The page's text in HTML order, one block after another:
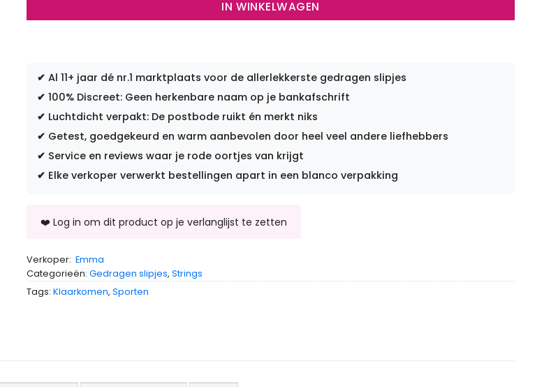
IN WINKELWAGEN
✔ Al 11+ jaar dé nr.1 marktplaats voor de allerlekkerste gedragen slipjes
✔ 100% Discreet: Geen herkenbare naam op je bankafschrift
✔ Luchtdicht verpakt: De postbode ruikt én merkt niks
✔ Getest, goedgekeurd en warm aanbevolen door heel veel andere liefhebbers
✔ Service en reviews waar je rode oortjes van krijgt
✔ Elke verkoper verwerkt bestellingen apart in een blanco verpakking
Verkoper: Emma
Categorieën: Gedragen slipjes, Strings
Tags: Klaarkomen, Sporten